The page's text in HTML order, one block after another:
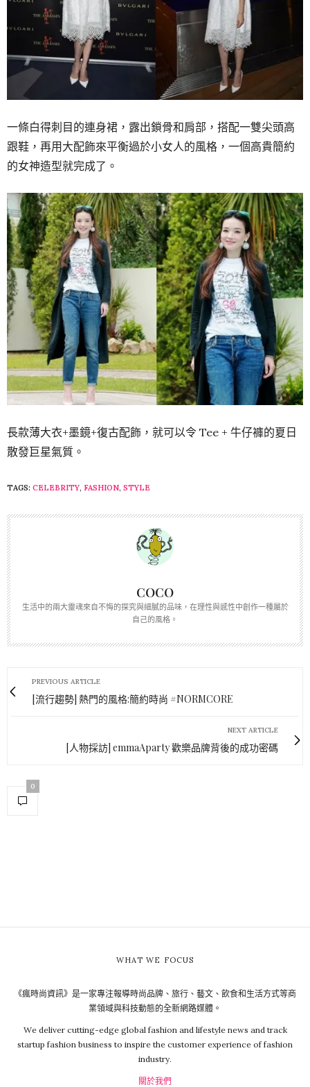
一條白得刺目的連身裙，露出鎖骨和肩部，搭配一雙尖頭高
跟鞋，再用大配飾來平衡過於小女人的風格，一個高貴簡約
的女神造型就完成了。
長款薄大衣+墨鏡+復古配飾，就可以令 Tee + 牛仔褲的夏日
散發巨星氣質。
TAGS: CELEBRITY, FASHION, STYLE
COCO
生活中的兩大靈魂來自不悔的探究與細膩的品味，在理性與感性中創作一種屬於
自己的風格。
PREVIOUS ARTICLE
[流行趨勢] 熱門的風格:簡約時尚 #NORMCORE
NEXT ARTICLE
[人物採訪] emmaAparty 歡樂品牌背後的成功密碼
0
WHAT WE FOCUS
《瘋時尚資訊》是一家專注報導時尚品牌、旅行、藝文、飲食和生活方式等商
業領域與科技動態的全新網路媒體。
We deliver cutting-edge global fashion and lifestyle news and track
startup fashion business to inspire the customer experience of fashion
industry.
關於我們